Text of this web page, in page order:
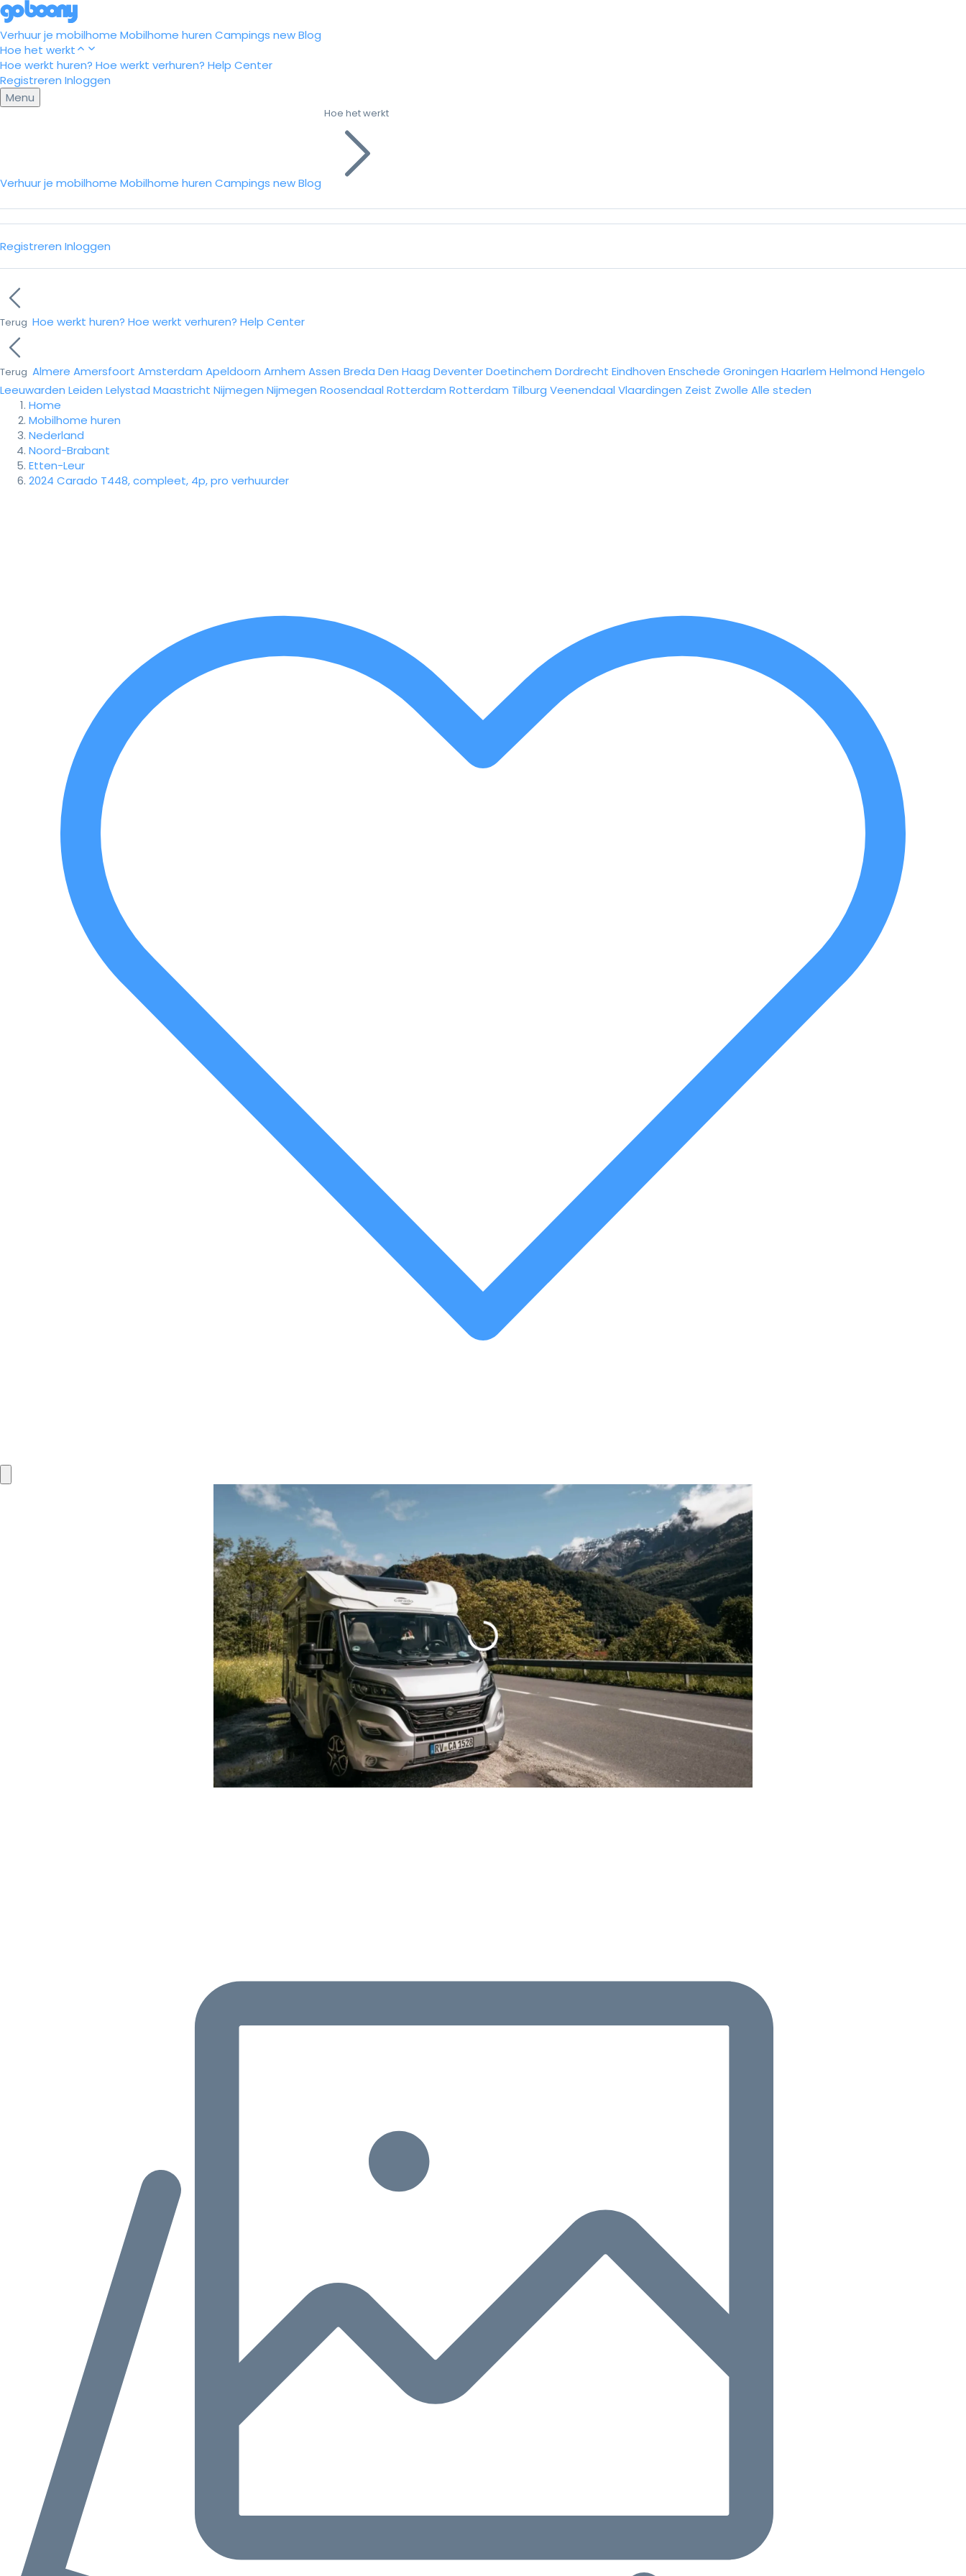
Verhuur je mobilhome Mobilhome huren Campings newBlog
Hoe het werkt
Hoe werkt huren? Hoe werkt verhuren? Help Center
Registreren Inloggen
Menu
Verhuur je mobilhome Mobilhome huren Campings newBlog
Hoe het werkt
Registreren Inloggen
Terug Hoe werkt huren? Hoe werkt verhuren? Help Center
Terug Almere Amersfoort Amsterdam Apeldoorn Arnhem Assen Breda Den Haag DeventerDoetinchem Dordrecht Eindhoven Enschede Groningen Haarlem Helmond Hengelo
Leeuwarden Leiden Lelystad Maastricht Nijmegen Nijmegen Roosendaal Rotterdam Rotterdam Tilburg Veenendaal Vlaardingen Zeist Zwolle Alle steden
Home
Mobilhome huren
Nederland
Noord-Brabant
Etten-Leur
2024 Carado T448, compleet, 4p, pro verhuurder